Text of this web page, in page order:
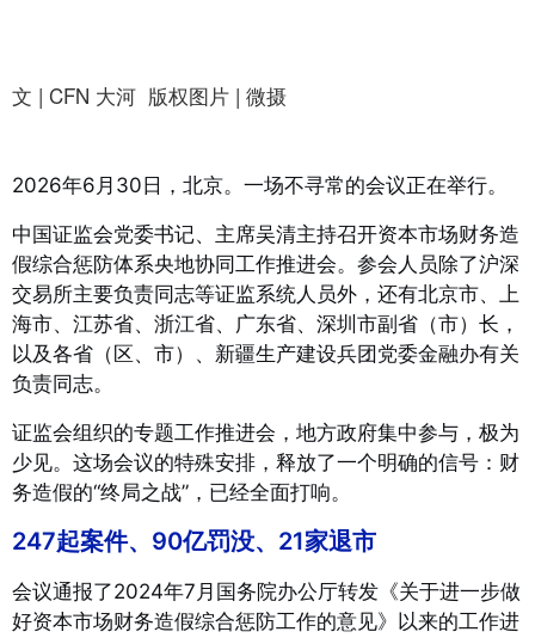
文 | CFN 大河 版权图片 | 微摄
2026年6月30日，北京。一场不寻常的会议正在举行。
中国证监会党委书记、主席吴清主持召开资本市场财务造
假综合惩防体系央地协同工作推进会。参会人员除了沪深
交易所主要负责同志等证监系统人员外，还有北京市、上
海市、江苏省、浙江省、广东省、深圳市副省（市）长，
以及各省（区、市）、新疆生产建设兵团党委金融办有关
负责同志。
证监会组织的专题工作推进会，地方政府集中参与，极为
少见。这场会议的特殊安排，释放了一个明确的信号：财
务造假的“终局之战”，已经全面打响。
247起案件、90亿罚没、21家退市
会议通报了2024年7月国务院办公厅转发《关于进一步做
好资本市场财务造假综合惩防工作的意见》以来的工作进